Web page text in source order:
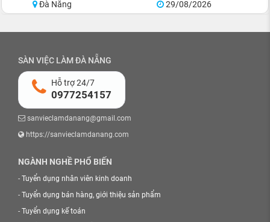
Đà Nẵng
29/08/2026
SÀN VIỆC LÀM ĐÀ NẴNG
Hỗ trợ 24/7
0977254157
sanvieclamdanang@gmail.com
https://sanvieclamdanang.com
NGÀNH NGHỀ PHỔ BIẾN
- Tuyển dụng nhân viên kinh doanh
- Tuyển dụng bán hàng, giới thiệu sản phẩm
- Tuyển dụng kế toán